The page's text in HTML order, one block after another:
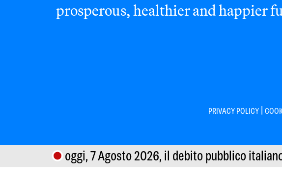
prosperous, healthier and happier
PRIVACY POLICY |
oggi, 7 Agosto 2026,il debito pubblico